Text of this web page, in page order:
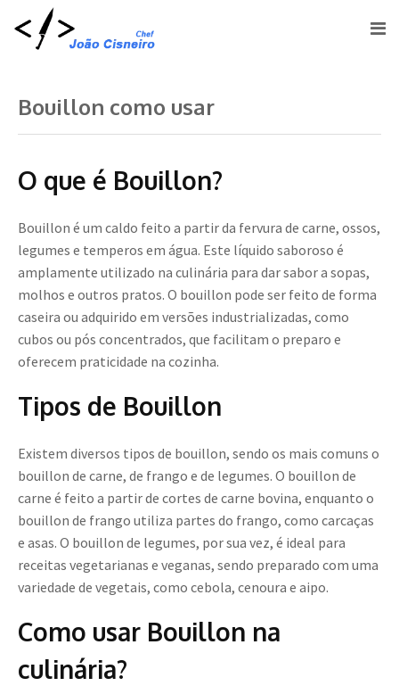
Bouillon como usar
O que é Bouillon?
Bouillon é um caldo feito a partir da fervura de carne, ossos,
legumes e temperos em água. Este líquido saboroso é
amplamente utilizado na culinária para dar sabor a sopas,
molhos e outros pratos. O bouillon pode ser feito de forma
caseira ou adquirido em versões industrializadas, como
cubos ou pós concentrados, que facilitam o preparo e
oferecem praticidade na cozinha.
Tipos de Bouillon
Existem diversos tipos de bouillon, sendo os mais comuns o
bouillon de carne, de frango e de legumes. O bouillon de
carne é feito a partir de cortes de carne bovina, enquanto o
bouillon de frango utiliza partes do frango, como carcaças
e asas. O bouillon de legumes, por sua vez, é ideal para
receitas vegetarianas e veganas, sendo preparado com uma
variedade de vegetais, como cebola, cenoura e aipo.
Como usar Bouillon na
culinária?